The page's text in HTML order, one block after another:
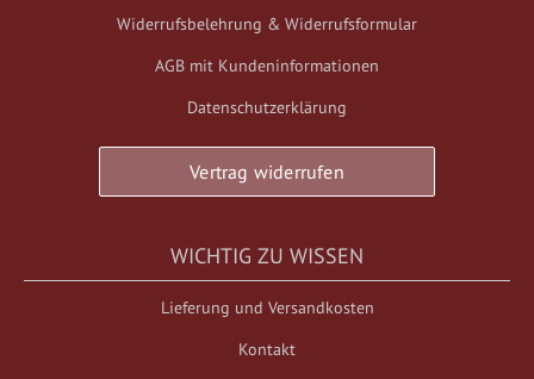
Widerrufsbelehrung & Widerrufsformular
AGB mit Kundeninformationen
Datenschutzerklärung
Vertrag widerrufen
WICHTIG ZU WISSEN
Lieferung und Versandkosten
Kontakt